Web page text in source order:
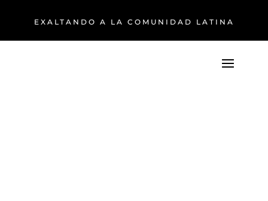
EXALTANDO A LA COMUNIDAD LATINA